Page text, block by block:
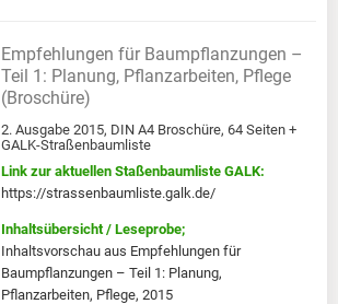
Empfehlungen für Baumpflanzungen –
Teil 1: Planung, Pflanzarbeiten, Pflege
(Broschüre)
2. Ausgabe 2015, DIN A4 Broschüre, 64 Seiten +
GALK-Straßenbaumliste
Link zur aktuellen Staßenbaumliste GALK:
https://strassenbaumliste.galk.de/
Inhaltsübersicht / Leseprobe;
Inhaltsvorschau aus Empfehlungen für
Baumpflanzungen – Teil 1: Planung,
Pflanzarbeiten, Pflege, 2015